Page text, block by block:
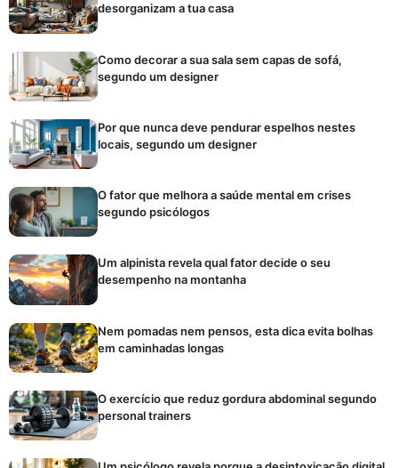
desorganizam a tua casa
Como decorar a sua sala sem capas de sofá,
segundo um designer
Por que nunca deve pendurar espelhos nestes
locais, segundo um designer
O fator que melhora a saúde mental em crises
segundo psicólogos
Um alpinista revela qual fator decide o seu
desempenho na montanha
Nem pomadas nem pensos, esta dica evita bolhas
em caminhadas longas
O exercício que reduz gordura abdominal segundo
personal trainers